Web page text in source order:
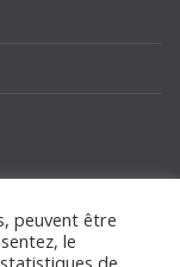
peuvent être
le
de